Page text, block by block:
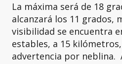
La máxima será de 18
alcanzará los 11 grados,
visibilidad se encuentra
estables, a 15
advertencia por neblina.